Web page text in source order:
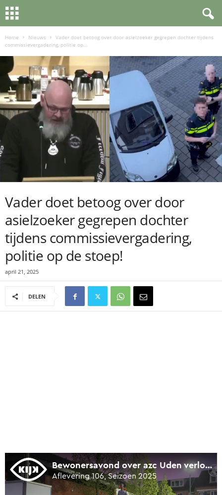
Home Nieuws
Vader doet betoog over door asielzoeker gegrepen dochter tijdens
commissievergadering, politie op...
Vader doet betoog over door
asielzoeker gegrepen dochter
tijdens commissievergadering,
politie op de stoep!
april 21, 2025
DELEN